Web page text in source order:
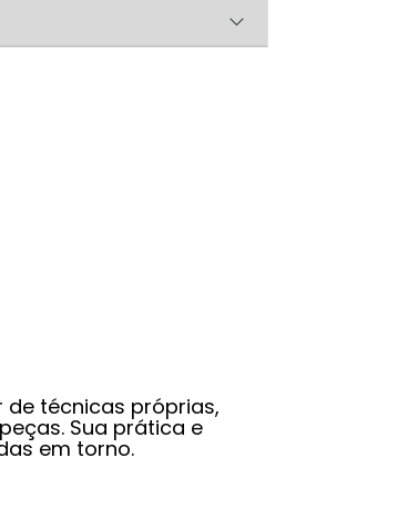
de técnicas próprias,
Sua prática e
em torno.